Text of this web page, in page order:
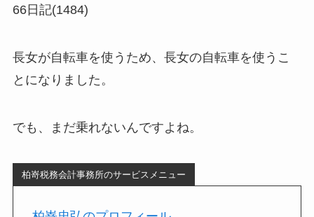
66日記(1484)
長女が自転車を使うため、長女の自転車を使うこ
とになりました。
でも、まだ乗れないんですよね。
柏嵜税務会計事務所のサービスメニュー